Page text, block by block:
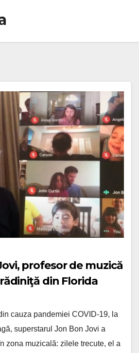
profesor de muzică
din Florida
cauza pandemiei COVID-19, la
superstarul Jon Bon Jovi a
zona muzicală: zilele trecute, el a